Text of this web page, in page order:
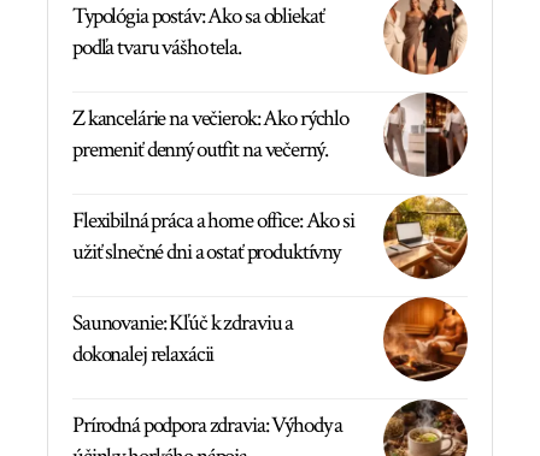
Typológia postáv: Ako sa obliekať
podľa tvaru vášho tela.
Z kancelárie na večierok: Ako rýchlo
premeniť denný outfit na večerný.
Flexibilná práca a home office: Ako si
užiť slnečné dni a ostať produktívny
Saunovanie: Kľúč k zdraviu a
dokonalej relaxácii
Prírodná podpora zdravia: Výhody a